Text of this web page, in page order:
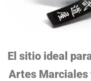
El sitio ideal
Artes Marciales